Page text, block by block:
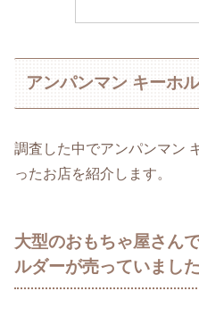
アンパンマン キーホ
調査した中でアンパンマン
ったお店を紹介します。
大型のおもちゃ屋さん
ルダーが売っていました